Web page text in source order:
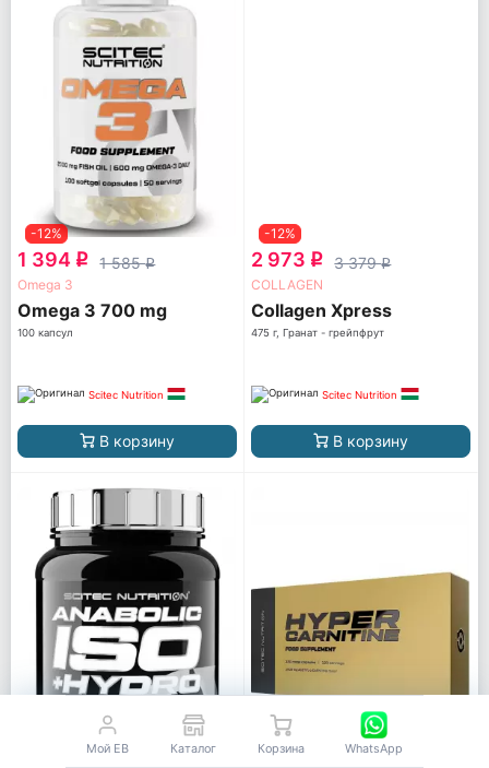
-12%
1 394 q 1 585q
Omega 3
Omega 3 700 mg
100 капсул
Scitec Nutrition
В корзину
-12%
2 973 q 3 379q
COLLAGEN
Collagen Xpress
475 г, Гранат - грейпфрут
Scitec Nutrition
В корзину
Мой EB Каталог Корзина WhatsApp